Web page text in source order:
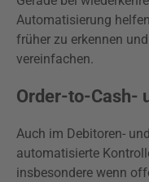
Automatisierung
früher zu erkennen
vereinfachen.
Order-to-Cash-
Auch im Debitoren-
automatisierte
insbesondere wenn